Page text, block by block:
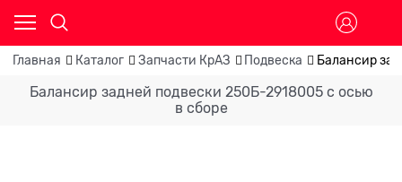
Главная Каталог Запчасти КрАЗ Подвеска Балансир
Балансир задней подвески 250Б-2918005 с осью
в сборе